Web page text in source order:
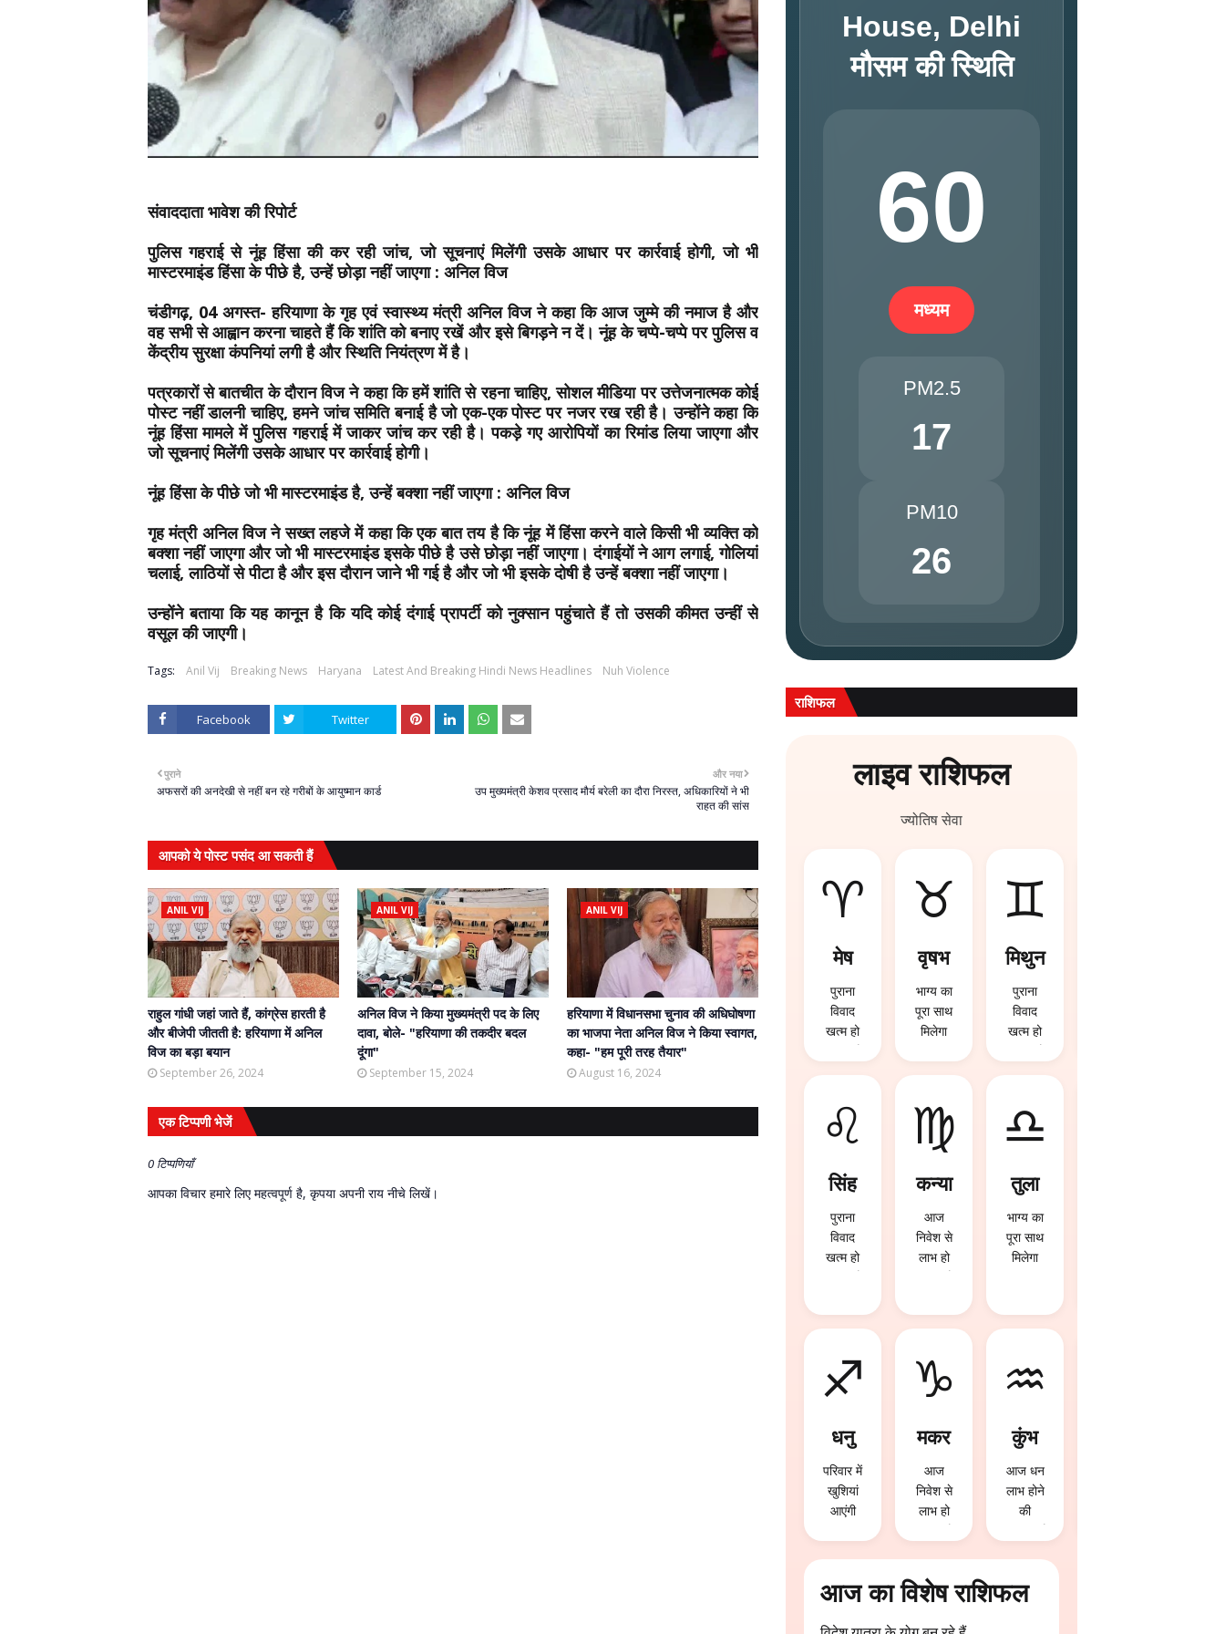
संवाददाता भावेश की रिपोर्ट
पुलिस गहराई से नूंह हिंसा की कर रही जांच, जो सूचनाएं मिलेंगी उसके आधार पर कार्रवाई होगी, जो भी
मास्टरमाइंड हिंसा के पीछे है, उन्हें छोड़ा नहीं जाएगा : अनिल विज
चंडीगढ़, 04 अगस्त- हरियाणा के गृह एवं स्वास्थ्य मंत्री अनिल विज ने कहा कि आज जुम्मे की नमाज है और
वह सभी से आह्वान करना चाहते हैं कि शांति को बनाए रखें और इसे बिगड़ने न दें। नूंह के चप्पे-चप्पे पर पुलिस व
केंद्रीय सुरक्षा कंपनियां लगी है और स्थिति नियंत्रण में है।
पत्रकारों से बातचीत के दौरान विज ने कहा कि हमें शांति से रहना चाहिए, सोशल मीडिया पर उत्तेजनात्मक कोई
पोस्ट नहीं डालनी चाहिए, हमने जांच समिति बनाई है जो एक-एक पोस्ट पर नजर रख रही है। उन्होंने कहा कि
नूंह हिंसा मामले में पुलिस गहराई में जाकर जांच कर रही है। पकड़े गए आरोपियों का रिमांड लिया जाएगा और
जो सूचनाएं मिलेंगी उसके आधार पर कार्रवाई होगी।
नूंह हिंसा के पीछे जो भी मास्टरमाइंड है, उन्हें बक्शा नहीं जाएगा : अनिल विज
गृह मंत्री अनिल विज ने सख्त लहजे में कहा कि एक बात तय है कि नूंह में हिंसा करने वाले किसी भी व्यक्ति को
बक्शा नहीं जाएगा और जो भी मास्टरमाइंड इसके पीछे है उसे छोड़ा नहीं जाएगा। दंगाईयों ने आग लगाई, गोलियां
चलाई, लाठियों से पीटा है और इस दौरान जाने भी गई है और जो भी इसके दोषी है उन्हें बक्शा नहीं जाएगा।
उन्होंने बताया कि यह कानून है कि यदि कोई दंगाई प्रापर्टी को नुक्सान पहुंचाते हैं तो उसकी कीमत उन्हीं से
वसूल की जाएगी।
Tags: Anil Vij Breaking News Haryana Latest And Breaking Hindi News Headlines Nuh Violence
Facebook Twitter
और नया
उप मुख्यमंत्री केशव प्रसाद मौर्य बरेली का दौरा निरस्त, अधिकारियों ने भी
राहत की सांस
पुराने
अफसरों की अनदेखी से नहीं बन रहे गरीबों के आयुष्मान कार्ड
आपको ये पोस्ट पसंद आ सकती हैं
ANIL VIJ
राहुल गांधी जहां जाते हैं, कांग्रेस हारती है
और बीजेपी जीतती है: हरियाणा में अनिल
विज का बड़ा बयान
September 26, 2024
ANIL VIJ
अनिल विज ने किया मुख्यमंत्री पद के लिए
दावा, बोले- "हरियाणा की तकदीर बदल
दूंगा"
September 15, 2024
ANIL VIJ
हरियाणा में विधानसभा चुनाव की अधिघोषणा
का भाजपा नेता अनिल विज ने किया स्वागत,
कहा- "हम पूरी तरह तैयार"
August 16, 2024
एक टिप्पणी भेजें
0 टिप्पणियाँ
आपका विचार हमारे लिए महत्वपूर्ण है, कृपया अपनी राय नीचे लिखें।
House, Delhi
मौसम की स्थिति
60
मध्यम
PM2.5
17
PM10
26
राशिफल
लाइव राशिफल
ज्योतिष सेवा
♈
मेष
पुराना
विवाद
खत्म हो
♉
वृषभ
भाग्य का
पूरा साथ
मिलेगा
♊
मिथुन
पुराना
विवाद
खत्म हो
♌
सिंह
पुराना
विवाद
खत्म हो
♍
कन्या
आज
निवेश से
लाभ हो
♎
तुला
भाग्य का
पूरा साथ
मिलेगा
♐
धनु
परिवार में
खुशियां
आएंगी
♑
मकर
आज
निवेश से
लाभ हो
♒
कुंभ
आज धन
लाभ होने
की
आज का विशेष राशिफल